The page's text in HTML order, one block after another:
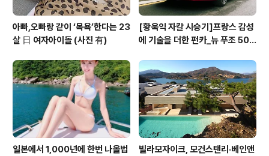
아빠,오빠랑 같이 ‘목욕’한다는 23
살 日 여자아이돌 (사진 有)
[황욱익 자칼 시승기]프랑스 감성
에 기술을 더한 펀카_뉴 푸조 508
일본에서 1,000년에 한번 나올법
빌라모자이크, 모건스탠리·베인앤